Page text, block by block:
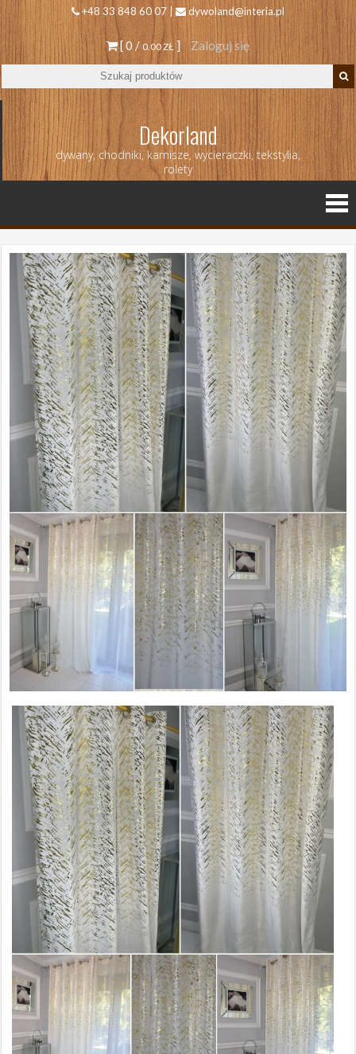
+48 33 848 60 07 | dywoland@interia.pl
[ 0 /0.00 ZŁ ] Zaloguj się
Dekorland
dywany, chodniki, karnisze, wycieraczki, tekstylia,
rolety